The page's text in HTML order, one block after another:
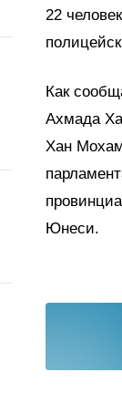
22
Как
Ахмада
Хан
Юнеси.